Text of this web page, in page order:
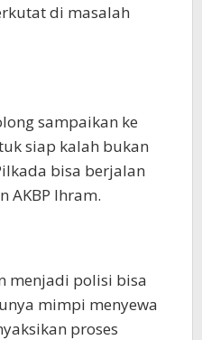
di masalah
sampaikan ke
siap kalah bukan
bisa berjalan
AKBP Ihram.
menjadi polisi bisa
mimpi menyewa
proses